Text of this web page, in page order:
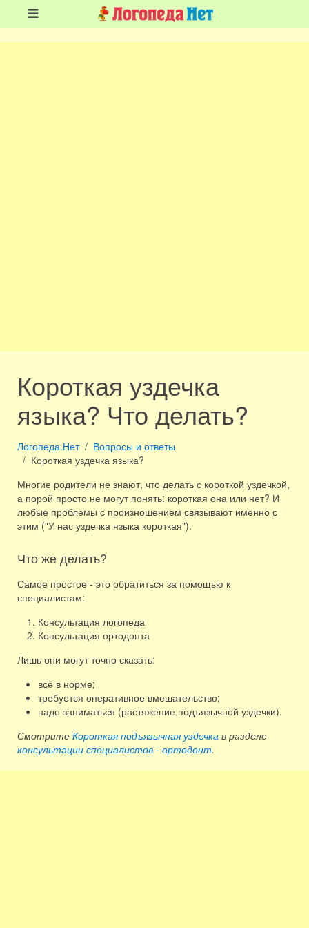
Короткая уздечка
языка? Что делать?
Логопеда.Нет
Вопросы и ответы
Короткая уздечка языка?
Многие родители не знают, что делать с короткой уздечкой,
а порой просто не могут понять: короткая она или нет? И
любые проблемы с произношением связывают именно с
этим ("У нас уздечка языка короткая").
Что же делать?
Самое простое - это обратиться за помощью к
специалистам:
Консультация логопеда
Консультация ортодонта
Лишь они могут точно сказать:
всё в норме;
требуется оперативное вмешательство;
надо заниматься (растяжение подъязычной уздечки).
Смотрите Короткая подъязычная уздечка в разделе
консультации специалистов - ортодонт.